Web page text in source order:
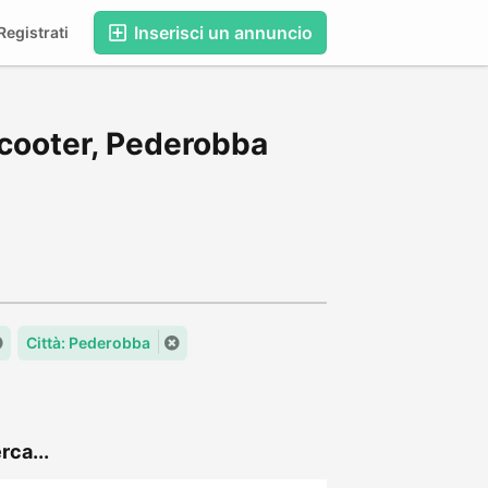
Inserisci un annuncio
Pederobba
Città: Pederobba